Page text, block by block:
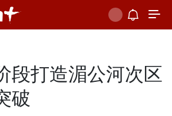
段打造湄公河次区
破